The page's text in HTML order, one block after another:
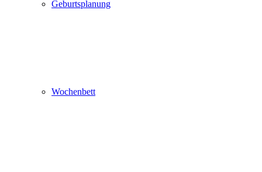
Geburtsplanung
Wochenbett